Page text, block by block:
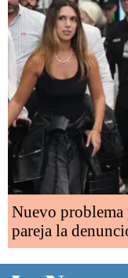
Nuevo problema
pareja la